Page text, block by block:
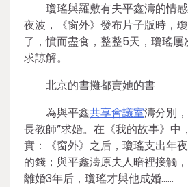
瓊瑤與羅敷有夫平鑫濤的情
夜波，《窗外》發布片子版時，
了，憤而盡食，整整5天，瓊瑤
求諒解。
北京的書攤都賣她的書
為與平鑫共享會議室濤分別
長教師”求婚。在《我的故事》中
實：《窗外》之后，瓊瑤支出年
的錢；與平鑫濤原夫人暗裡接觸
離婚3年后，瓊瑤才與他成婚……